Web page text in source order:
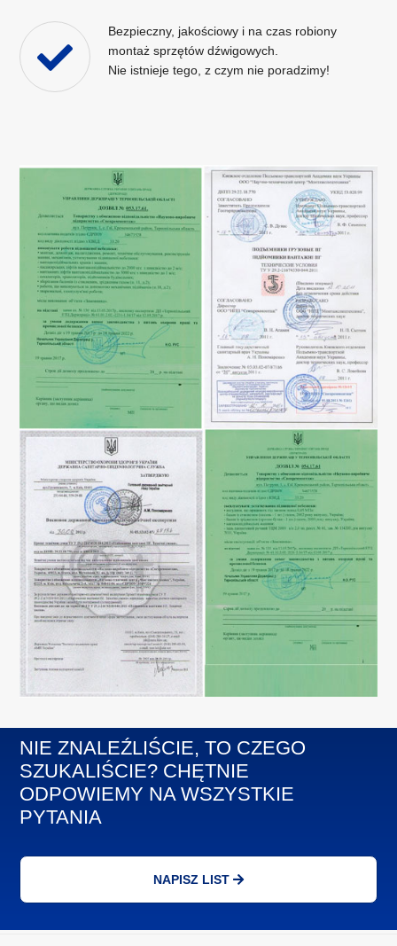
Bezpieczny, jakościowy i na czas robiony
montaż sprzętów dźwigowych.
Nie istnieje tego, z czym nie poradzimy!
NIE ZNALEŹLIŚCIE, TO CZEGO
SZUKALIŚCIE? CHĘTNIE
ODPOWIEMY NA WSZYSTKIE
PYTANIA
NAPISZ LIST